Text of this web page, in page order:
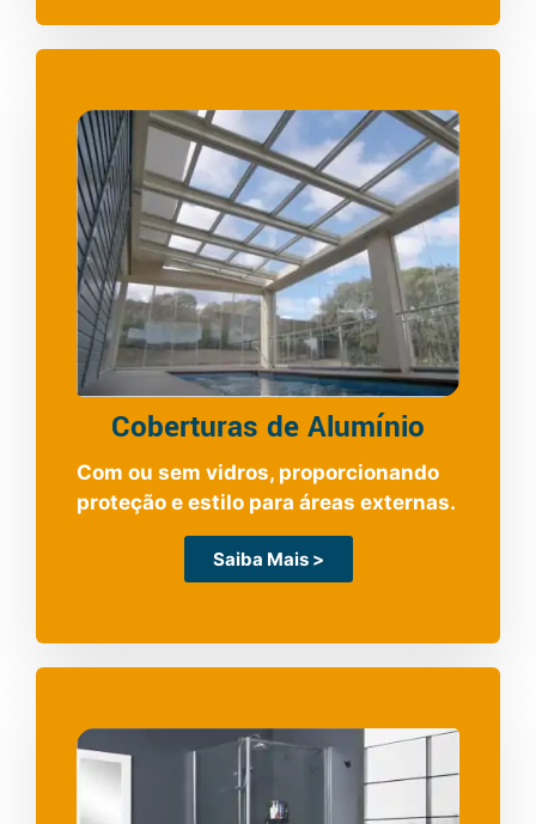
Coberturas de Alumínio
Com ou sem vidros, proporcionando
proteção e estilo para áreas externas.
Saiba Mais >